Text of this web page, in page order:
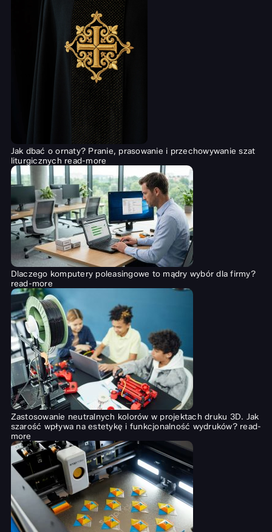
Jak dbać o ornaty? Pranie, prasowanie i przechowywanie szat
liturgicznych read-more
Dlaczego komputery poleasingowe to mądry wybór dla firmy?
read-more
Zastosowanie neutralnych kolorów w projektach druku 3D. Jak
szarość wpływa na estetykę i funkcjonalność wydruków? read-
more